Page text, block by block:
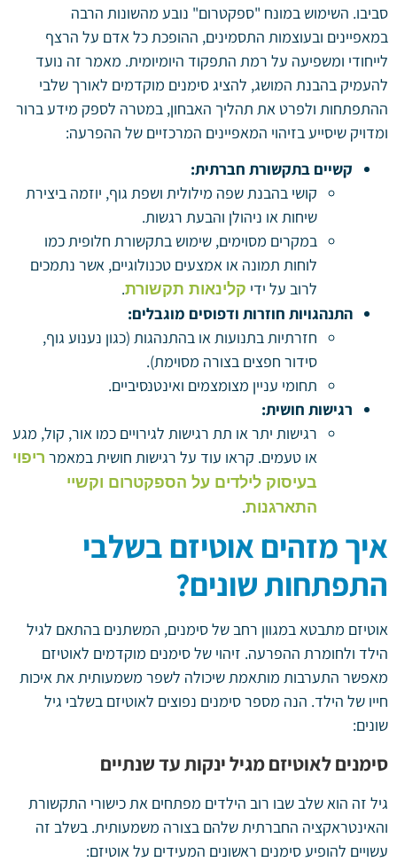
סביבו. השימוש במונח "ספקטרום" נובע מהשונות הרבה
במאפיינים ובעוצמות התסמינים, ההופכת כל אדם על הרצף
לייחודי ומשפיעה על רמת התפקוד היומיומית. מאמר זה נועד
להעמיק בהבנת המושג, להציג סימנים מוקדמים לאורך שלבי
ההתפתחות ולפרט את תהליך האבחון, במטרה לספק מידע ברור
ומדויק שיסייע בזיהוי המאפיינים המרכזיים של ההפרעה:
קשיים בתקשורת חברתית:
קושי בהבנת שפה מילולית ושפת גוף, יוזמה ביצירת
שיחות או ניהולן והבעת רגשות.
במקרים מסוימים, שימוש בתקשורת חלופית כמו
לוחות תמונה או אמצעים טכנולוגיים, אשר נתמכים
לרוב על ידי קלינאות תקשורת.
התנהגויות חוזרות ודפוסים מוגבלים:
חזרתיות בתנועות או בהתנהגות (כגון נענוע גוף,
סידור חפצים בצורה מסוימת).
תחומי עניין מצומצמים ואינטנסיביים.
רגישות חושית:
רגישות יתר או תת רגישות לגירויים כמו אור, קול, מגע
או טעמים. קראו עוד על רגישות חושית במאמר ריפוי
בעיסוק לילדים על הספקטרום וקשיי
התארגנות.
איך מזהים אוטיזם בשלבי
התפתחות שונים?
אוטיזם מתבטא במגוון רחב של סימנים, המשתנים בהתאם לגיל
הילד ולחומרת ההפרעה. זיהוי של סימנים מוקדמים לאוטיזם
מאפשר התערבות מותאמת שיכולה לשפר משמעותית את איכות
חייו של הילד. הנה מספר סימנים נפוצים לאוטיזם בשלבי גיל
שונים:
סימנים לאוטיזם מגיל ינקות עד שנתיים
גיל זה הוא שלב שבו רוב הילדים מפתחים את כישורי התקשורת
והאינטראקציה החברתית שלהם בצורה משמעותית. בשלב זה
עשויים להופיע סימנים ראשונים המעידים על אוטיזם: